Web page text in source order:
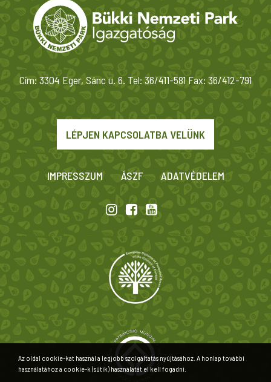
Cím: 3304 Eger, Sánc u. 6. Tel: 36/411-581 Fax: 36/412-791
LÉPJEN KAPCSOLATBA VELÜNK
IMPRESSZUM ÁSZF ADATVÉDELEM
Az oldal cookie-kat használ a legjobb szolgáltatás nyújtásához. A honlap további
használatához a cookie-k (sütik) használatát el kell fogadni.